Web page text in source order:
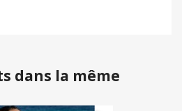
dans la même